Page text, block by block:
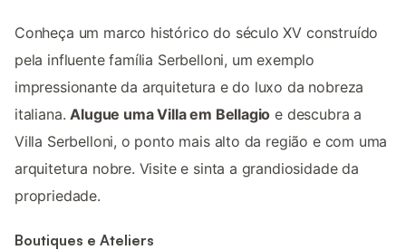
Conheça um marco histórico do século XV construído
pela influente família Serbelloni, um exemplo
impressionante da arquitetura e do luxo da nobreza
italiana.Alugue uma Villa em Bellagio e descubra a
Villa Serbelloni, o ponto mais alto da região e com uma
arquitetura nobre. Visite e sinta a grandiosidade da
propriedade.
Boutiques e Ateliers